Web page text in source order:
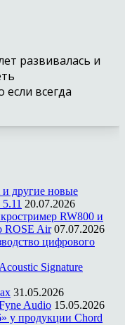
развивалась и
всегда
другие новые
20.07.2026
RW800 и
ROSE Air 07.07.2026
цифрового
Signature
31.05.2026
Audio 15.05.2026
у продукции Chord